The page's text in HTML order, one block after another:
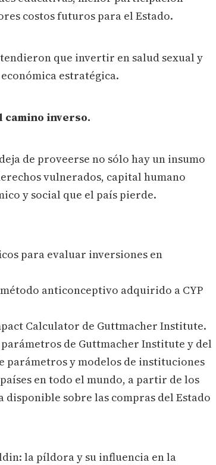
costos futuros para el Estado.
que invertir en salud sexual y
estratégica.
inverso.
de proveerse no sólo hay un insumo
vulnerados, capital humano
y social que el país pierde.
para evaluar inversiones en
anticonceptivo adquirido a CYP
Calculator de Guttmacher Institute.
de Guttmacher Institute y del
parámetros y modelos de instituciones
en todo el mundo, a partir de los
sobre las compras del Estado
la píldora y su influencia en la